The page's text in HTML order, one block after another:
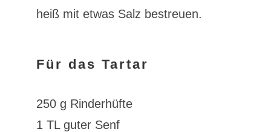
heiß mit etwas Salz bestreuen.
Für das Tartar
250 g Rinderhüfte
1 TL guter Senf